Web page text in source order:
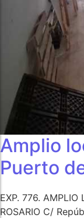
Video
Video
Amplio
Puerto
EXP. 776. AMPLIO
ROSARIO C/